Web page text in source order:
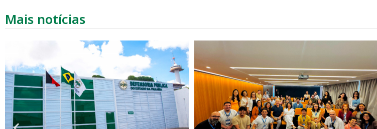
Mais notícias